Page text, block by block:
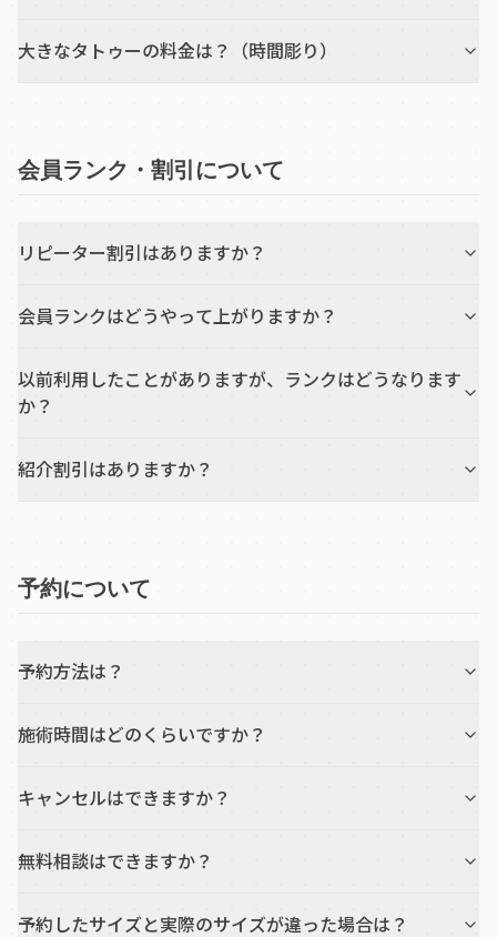
大きなタトゥーの料金は？（時間彫り）
会員ランク・割引について
リピーター割引はありますか？
会員ランクはどうやって上がりますか？
以前利用したことがありますが、ランクはどうなります
か？
紹介割引はありますか？
予約について
予約方法は？
施術時間はどのくらいですか？
キャンセルはできますか？
無料相談はできますか？
予約したサイズと実際のサイズが違った場合は？